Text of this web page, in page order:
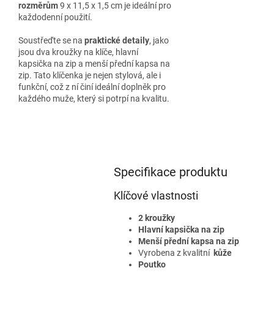
rozměrům9 x 11,5 x 1,5 cm je ideální pro
každodenní použití.
Soustřeďte se na praktické detaily, jako
jsou dva kroužky na klíče, hlavní
kapsička na zip a menší přední kapsa na
zip. Tato klíčenka je nejen stylová, ale i
funkční, což z ní činí ideální doplněk pro
každého muže, který si potrpí na kvalitu.
Specifikace produktu
Klíčové vlastnosti
2 kroužky
Hlavní kapsička na zip
Menší přední kapsa na zip
Vyrobena z kvalitní kůže
Poutko